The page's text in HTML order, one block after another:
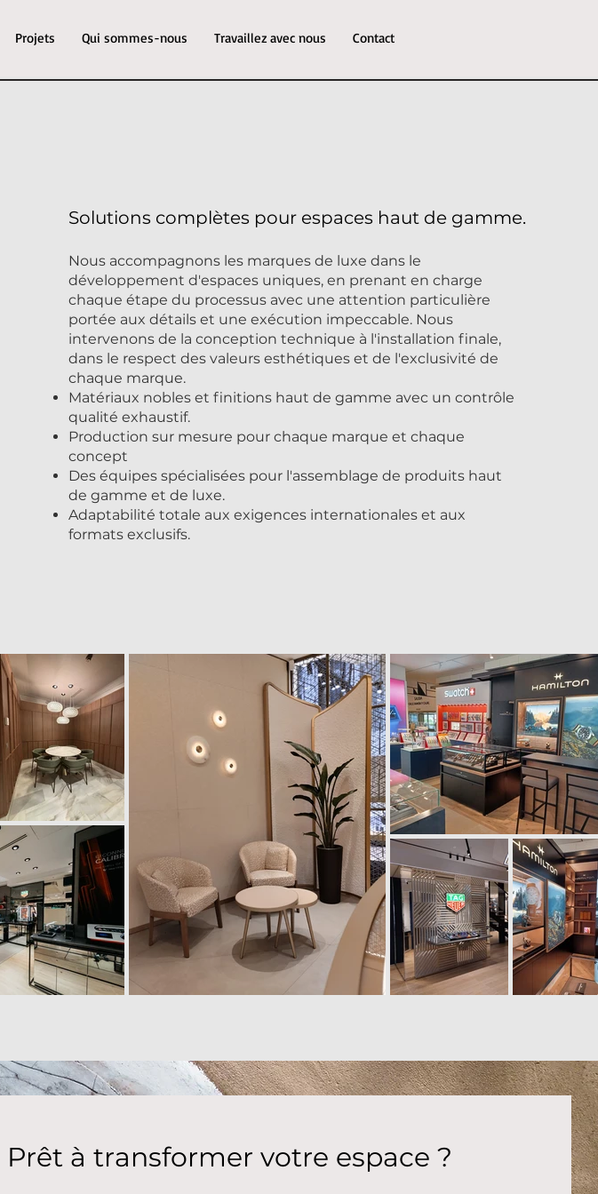
Projets Qui sommes-nous Travaillez avec nous Contact
Solutions complètes pour espaces haut de gamme.
Nous accompagnons les marques de luxe dans le
développement d'espaces uniques, en prenant en charge
chaque étape du processus avec une attention particulière
portée aux détails et une exécution impeccable. Nous
intervenons de la conception technique à l'installation finale,
dans le respect des valeurs esthétiques et de l'exclusivité de
chaque marque.
Matériaux nobles et finitions haut de gamme avec un contrôle
qualité exhaustif.
Production sur mesure pour chaque marque et chaque
concept
Des équipes spécialisées pour l'assemblage de produits haut
de gamme et de luxe.
Adaptabilité totale aux exigences internationales et aux
formats exclusifs.
Prêt à transformer votre espace ?